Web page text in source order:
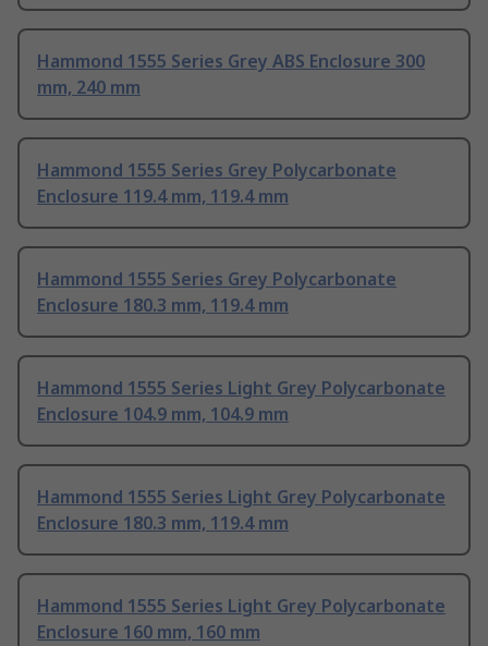
Hammond 1555 Series Grey ABS Enclosure 300
mm, 240 mm
Hammond 1555 Series Grey Polycarbonate
Enclosure 119.4 mm, 119.4 mm
Hammond 1555 Series Grey Polycarbonate
Enclosure 180.3 mm, 119.4 mm
Hammond 1555 Series Light Grey Polycarbonate
Enclosure 104.9 mm, 104.9 mm
Hammond 1555 Series Light Grey Polycarbonate
Enclosure 180.3 mm, 119.4 mm
Hammond 1555 Series Light Grey Polycarbonate
Enclosure 160 mm, 160 mm